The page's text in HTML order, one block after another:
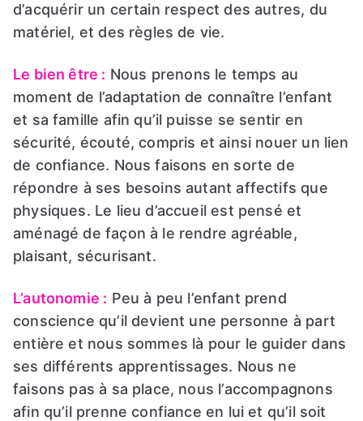
d’acquérir un certain respect des autres, du
matériel, et des règles de vie.
Le bien être : Nous prenons le temps au
moment de l’adaptation de connaître l’enfant
et sa famille afin qu’il puisse se sentir en
sécurité, écouté, compris et ainsi nouer un lien
de confiance. Nous faisons en sorte de
répondre à ses besoins autant affectifs que
physiques. Le lieu d’accueil est pensé et
aménagé de façon à le rendre agréable,
plaisant, sécurisant.
L’autonomie : Peu à peu l’enfant prend
conscience qu’il devient une personne à part
entière et nous sommes là pour le guider dans
ses différents apprentissages. Nous ne
faisons pas à sa place, nous l’accompagnons
afin qu’il prenne confiance en lui et qu’il soit